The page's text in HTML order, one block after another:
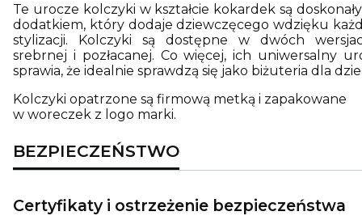
Te urocze kolczyki w kształcie kokardek są
dodatkiem, który dodaje dziewczęcego wdzięku
stylizacji. Kolczyki są dostępne w dwóch
srebrnej i pozłacanej. Co więcej, ich uniwersalny
sprawia, że idealnie sprawdzą się jako biżuteria dla
Kolczyki opatrzone są firmową metką i zapakowane
w woreczek z logo marki.
BEZPIECZEŃSTWO
Certyfikaty i ostrzeżenie bezpieczeństwa